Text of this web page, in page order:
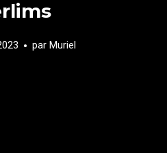
par Muriel